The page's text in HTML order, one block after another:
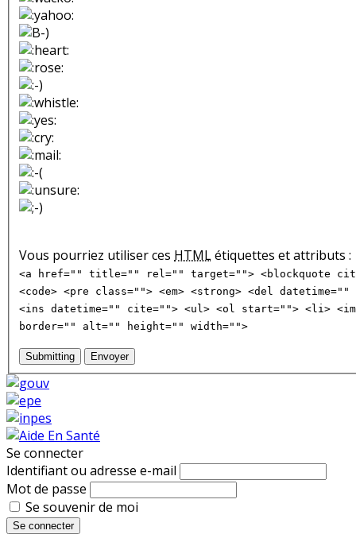
Vous pourriez utiliser ces HTMLétiquettes et attributs :
<a href="" title="" rel="" target=""> <blockquote
<code> <pre class=""> <em> <strong> <del
<ins datetime="" cite=""> <ul> <ol start=""> <li>
border="" alt="" height="" width="">
Submitting Envoyer
Se connecter
Identifiant ou adresse e-mail
Mot de passe
Se souvenir de moi
Se connecter